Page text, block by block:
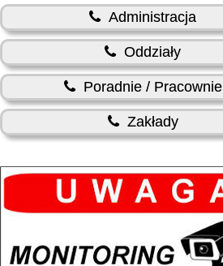
Administracja
Oddziały
Poradnie / Pracownie
Zakłady